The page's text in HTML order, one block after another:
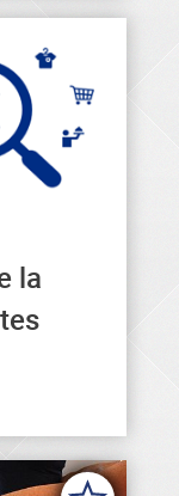
la
à tes